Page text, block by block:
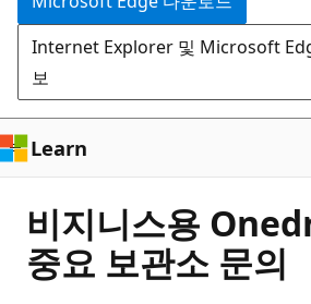
너
뛰
기
Internet Explorer 및 Microsoft
보
Learn
비지니스용
중요 보관소 문의